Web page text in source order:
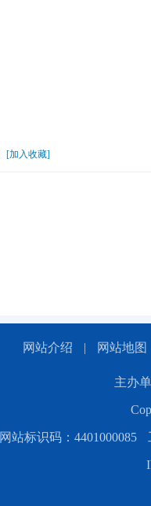
[加入收藏]
网站介绍 | 网站地图
主办
网站标识码：4401000085